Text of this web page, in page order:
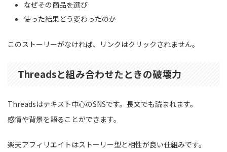
なぜその商品を選び
使った結果どう変わったのか
このストーリーがなければ、リンクはクリックされません。
Threadsと組み合わせたときの破壊力
Threadsはテキスト中心のSNSです。長文でも読まれます。
感情や背景を語ることができます。
楽天アフィリエイトはストーリー型と相性が良い仕組みです。